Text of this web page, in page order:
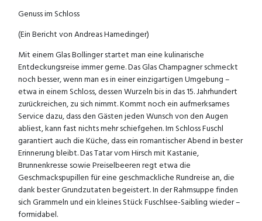
Genuss im Schloss
(Ein Bericht von Andreas Hamedinger)
Mit einem Glas Bollinger startet man eine kulinarische
Entdeckungsreise immer gerne. Das Glas Champagner schmeckt
noch besser, wenn man es in einer einzigartigen Umgebung –
etwa in einem Schloss, dessen Wurzeln bis in das 15. Jahrhundert
zurückreichen, zu sich nimmt. Kommt noch ein aufmerksames
Service dazu, dass den Gästen jeden Wunsch von den Augen
abliest, kann fast nichts mehr schiefgehen. Im Schloss Fuschl
garantiert auch die Küche, dass ein romantischer Abend in bester
Erinnerung bleibt. Das Tatar vom Hirsch mit Kastanie,
Brunnenkresse sowie Preiselbeeren regt etwa die
Geschmackspupillen für eine geschmackliche Rundreise an, die
dank bester Grundzutaten begeistert. In der Rahmsuppe finden
sich Grammeln und ein kleines Stück Fuschlsee-Saibling wieder –
formidabel.